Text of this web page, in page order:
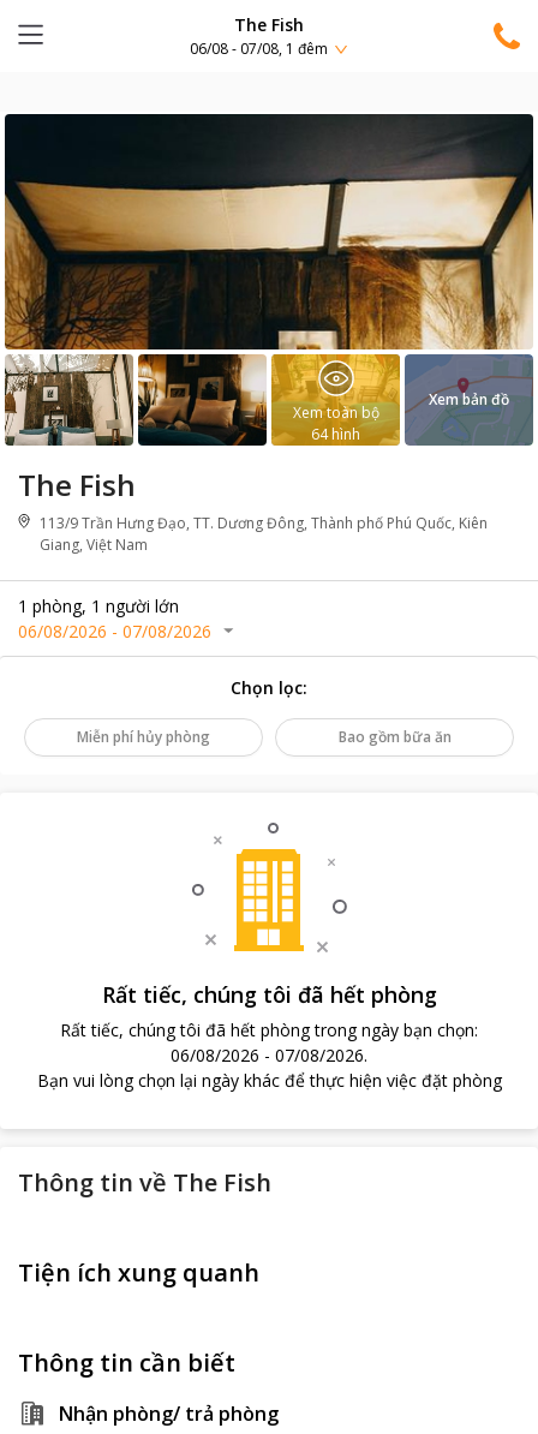
The Fish
06/08 - 07/08, 1 đêm
The Fish
113/9 Trần Hưng Đạo, TT. Dương Đông, Thành phố Phú Quốc, Kiên
Giang, Việt Nam
1 phòng, 1 người lớn
06/08/2026 - 07/08/2026
Xem toàn bộ
64hình
Xem bản đồ
Chọn lọc:
Miễn phí hủy phòng Bao gồm bữa ăn
Rất tiếc, chúng tôi đã hết phòng
Rất tiếc, chúng tôi đã hết phòng trong ngày bạn chọn:
06/08/2026 - 07/08/2026.
Bạn vui lòng chọn lại ngày khác để thực hiện việc đặt phòng
Thông tin về The Fish
Tiện ích xung quanh
Thông tin cần biết
Nhận phòng/ trả phòng